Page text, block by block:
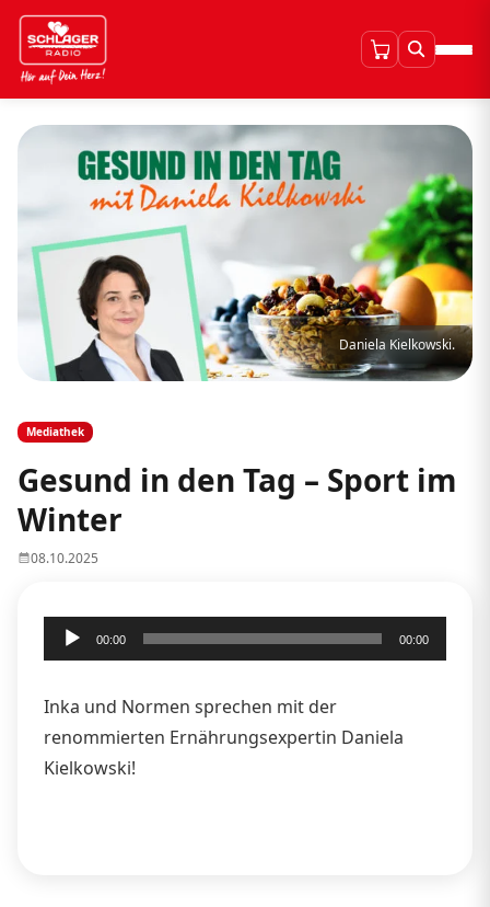
Daniela Kielkowski.
Mediathek
Gesund in den Tag – Sport im
Winter
08.10.2025
Audio-
Player
00:00 00:00
Inka und Normen sprechen mit der
renommierten Ernährungsexpertin Daniela
Kielkowski!